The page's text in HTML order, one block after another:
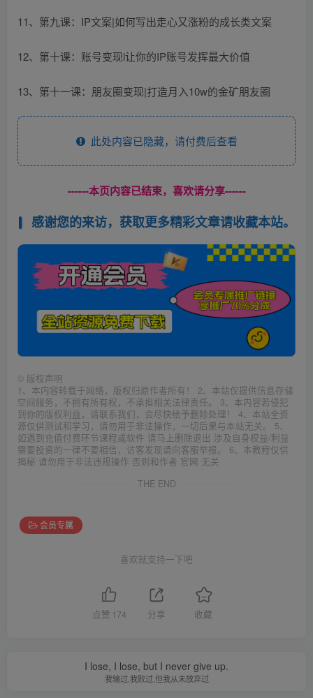
11、第九课：IP文案|如何写出走心又涨粉的成长类文案
12、第十课：账号变现l让你的IP账号发挥最大价值
13、第十一课：朋友圈变现|打造月入10w的金矿朋友圈
此处内容已隐藏，请付费后查看
------本页内容已结束，喜欢请分享------
感谢您的来访，获取更多精彩文章请收藏本站。
© 版权声明
1、本内容转载于网络，版权归原作者所有！ 2、本站仅提供信息存储
空间服务，不拥有所有权，不承担相关法律责任。 3、本内容若侵犯
到你的版权利益，请联系我们，会尽快给予删除处理！ 4、本站全资
源仅供测试和学习，请勿用于非法操作，一切后果与本站无关。 5、
如遇到充值付费环节课程或软件 请马上删除退出 涉及自身权益/利益
需要投资的一律不要相信，访客发现请向客服举报。 6、本教程仅供
揭秘 请勿用于非法违规操作 否则和作者 官网 无关
THE END
会员专属
喜欢就支持一下吧
点赞 174 分享 收藏
I lose, I lose, but I never give up.
我输过,我败过,但我从未放弃过